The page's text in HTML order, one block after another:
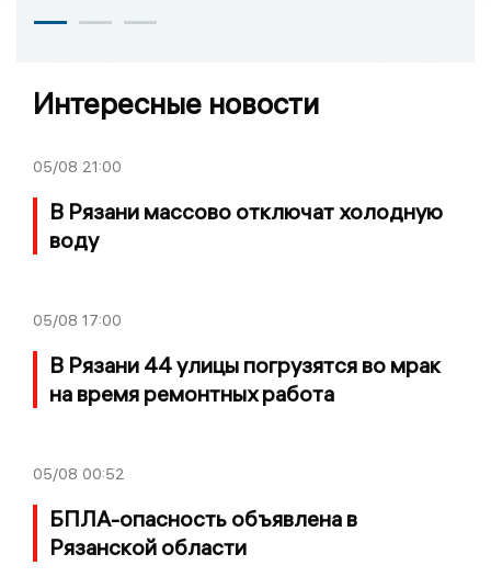
Интересные новости
05/08 21:00
В Рязани массово отключат холодную
воду
05/08 17:00
В Рязани 44 улицы погрузятся во мрак
на время ремонтных работа
05/08 00:52
БПЛА-опасность объявлена в
Рязанской области